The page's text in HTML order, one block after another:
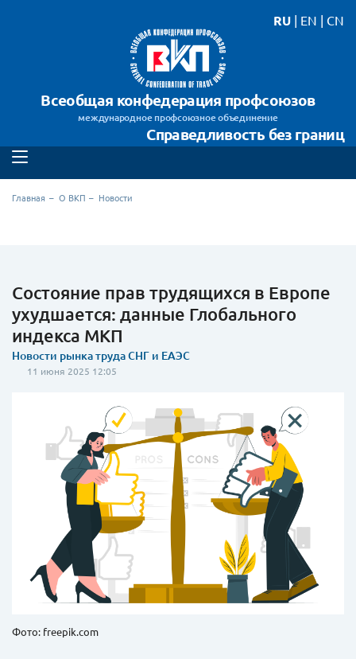
Всеобщая конфедерация профсоюзов
международное профсоюзное объединение
Справедливость без границ
RU | EN | CN
Главная О ВКП Новости
Состояние прав трудящихся в Европе
ухудшается: данные Глобального
индекса МКП
Новости рынка труда СНГ и ЕАЭС
11 июня 2025 12:05
Фото: freepik.com